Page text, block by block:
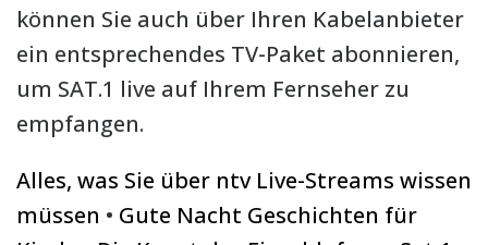
können Sie auch über Ihren Kabelanbieter
ein entsprechendes TV-Paket abonnieren,
um SAT.1 live auf Ihrem Fernseher zu
empfangen.
Alles, was Sie über ntv Live-Streams wissen
müssen • Gute Nacht Geschichten für